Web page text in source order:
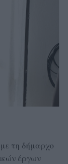
τη δήμαρχο
έργων